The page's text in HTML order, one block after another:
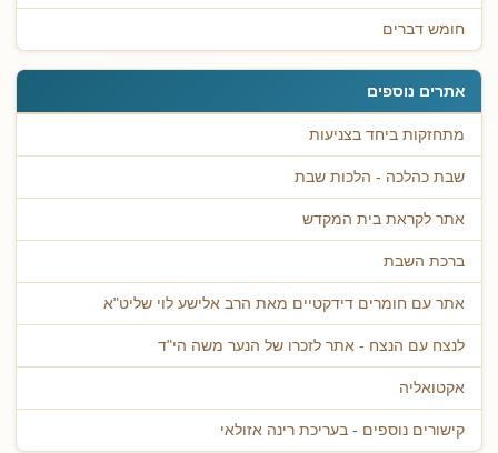
חומש דברים
אתרים נוספים
מתחזקות ביחד בצניעות
שבת כהלכה - הלכות שבת
אתר לקראת בית המקדש
ברכת השבת
אתר עם חומרים דידקטיים מאת הרב אלישע לוי שליט"א
לנצח עם הנצח - אתר לזכרו של הנער משה הי"ד
אקטואליה
קישורים נוספים - בעריכת רינה אזולאי